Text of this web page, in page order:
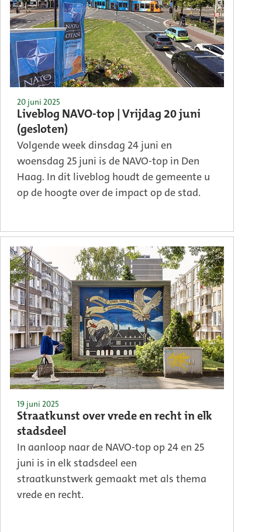
Liveblog NAVO-top | Vrijdag 20 juni
(gesloten)
20 juni 2025
Volgende week dinsdag 24 juni en
woensdag 25 juni is de NAVO-top in Den
Haag. In dit liveblog houdt de gemeente u
op de hoogte over de impact op de stad.
Straatkunst over vrede en recht in elk
stadsdeel
19 juni 2025
In aanloop naar de NAVO-top op 24 en 25
juni is in elk stadsdeel een
straatkunstwerk gemaakt met als thema
vrede en recht.